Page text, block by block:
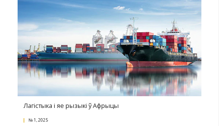
Прызнанне і выкананне рашэнняў замежных
арбітражоў у Грузіі